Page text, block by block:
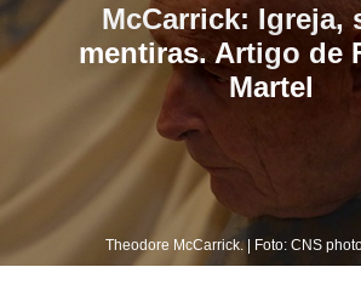
McCarrick: Igreja,
mentiras. Artigo de
Martel
Theodore McCarrick. | Foto: CNS